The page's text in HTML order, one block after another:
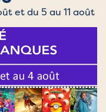
et du 5 au 11 août